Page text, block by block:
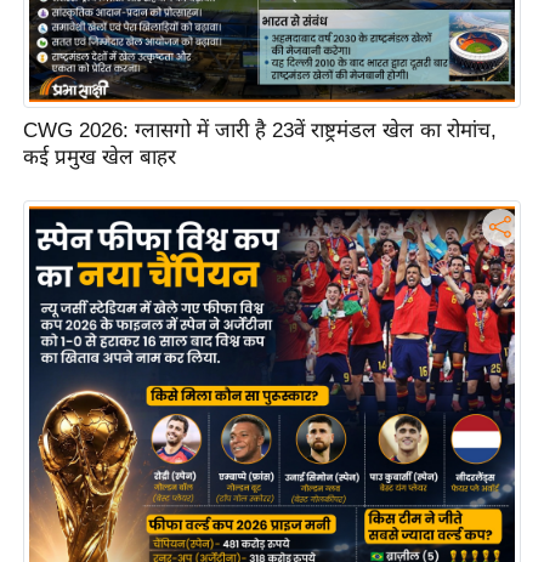
सा
म
यि
क
मा
भू
मि
स्तं
भ
आ
र
.
आ
CWG 2026: ग्लासगो में जारी है 23वें राष्ट्रमंडल खेल का रोमांच,
कई प्रमुख खेल बाहर